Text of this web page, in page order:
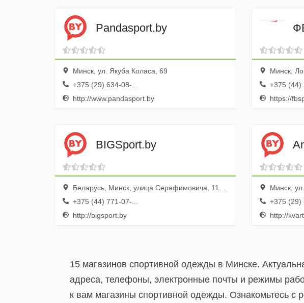
Pandasport.by
Минск, ул. Якуба Коласа, 69
+375 (29) 634-08-...
http://www.pandasport.by
Минск,
+375 (44)
https://
BIGSport.by
Беларусь, Минск, улица Серафимовича, 11, оф. 209,
+375 (44) 771-07-...
http://bigsport.by
Минск,
+375 (29)
http://
15 магазинов спортивной одежды в Минске.
адреса, телефоны, электронные почты и режимы
к вам магазины спортивной одежды. Ознакомьтесь с